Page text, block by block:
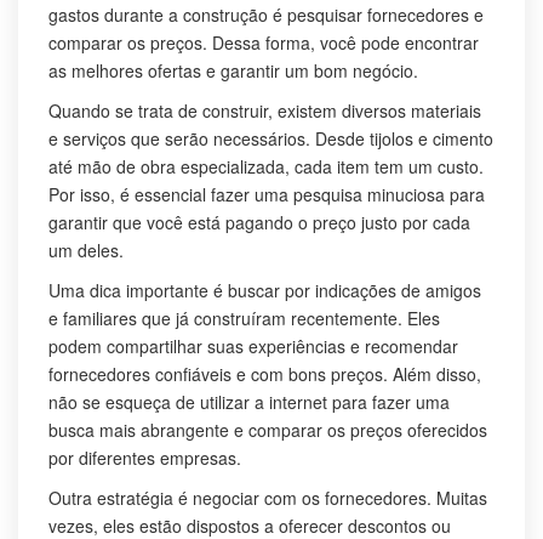
gastos durante a construção é pesquisar fornecedores e
comparar os preços. Dessa forma, você pode encontrar
as melhores ofertas e garantir um bom negócio.
Quando se trata de construir, existem diversos materiais
e serviços que serão necessários. Desde tijolos e cimento
até mão de obra especializada, cada item tem um custo.
Por isso, é essencial fazer uma pesquisa minuciosa para
garantir que você está pagando o preço justo por cada
um deles.
Uma dica importante é buscar por indicações de amigos
e familiares que já construíram recentemente. Eles
podem compartilhar suas experiências e recomendar
fornecedores confiáveis e com bons preços. Além disso,
não se esqueça de utilizar a internet para fazer uma
busca mais abrangente e comparar os preços oferecidos
por diferentes empresas.
Outra estratégia é negociar com os fornecedores. Muitas
vezes, eles estão dispostos a oferecer descontos ou